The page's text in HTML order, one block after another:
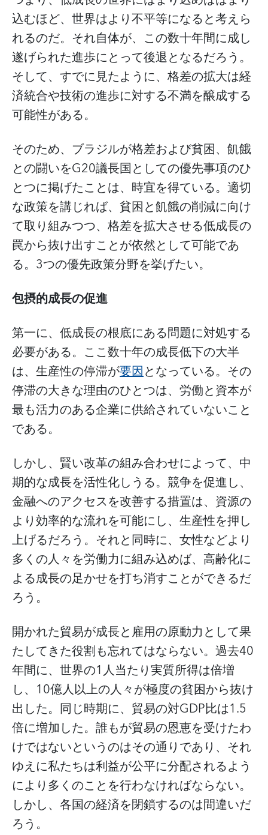
込むほど、世界はより不平等になると考えら
れるのだ。それ自体が、この数十年間に成し
遂げられた進歩にとって後退となるだろう。
そして、すでに見たように、格差の拡大は経
済統合や技術の進歩に対する不満を醸成する
可能性がある。
そのため、ブラジルが格差および貧困、飢餓
との闘いをG20議長国としての優先事項のひ
とつに掲げたことは、時宜を得ている。適切
な政策を講じれば、貧困と飢餓の削減に向け
て取り組みつつ、格差を拡大させる低成長の
罠から抜け出すことが依然として可能であ
る。3つの優先政策分野を挙げたい。
包摂的成長の促進
第一に、低成長の根底にある問題に対処する
必要がある。ここ数十年の成長低下の大半
は、生産性の停滞が要因となっている。その
停滞の大きな理由のひとつは、労働と資本が
最も活力のある企業に供給されていないこと
である。
しかし、賢い改革の組み合わせによって、中
期的な成長を活性化しうる。競争を促進し、
金融へのアクセスを改善する措置は、資源の
より効率的な流れを可能にし、生産性を押し
上げるだろう。それと同時に、女性などより
多くの人々を労働力に組み込めば、高齢化に
よる成長の足かせを打ち消すことができるだ
ろう。
開かれた貿易が成長と雇用の原動力として果
たしてきた役割も忘れてはならない。過去40
年間に、世界の1人当たり実質所得は倍増
し、10億人以上の人々が極度の貧困から抜け
出した。同じ時期に、貿易の対GDP比は1.5
倍に増加した。誰もが貿易の恩恵を受けたわ
けではないというのはその通りであり、それ
ゆえに私たちは利益が公平に分配されるよう
により多くのことを行わなければならない。
しかし、各国の経済を閉鎖するのは間違いだ
ろう。